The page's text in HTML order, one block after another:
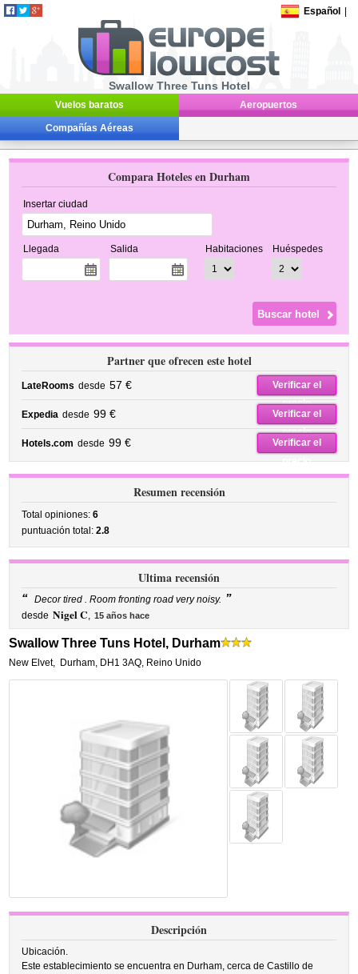
Español
Swallow Three Tuns Hotel
Vuelos baratos Aeropuertos
Compañías Aéreas
Compara Hoteles en Durham
Insertar ciudad
Llegada Salida Habitaciones Huéspedes
Partner que ofrecen este hotel
LateRooms desde 57 €
Verificar el
precio
Expedia desde 99 €
Verificar el
precio
Hotels.com desde 99 €
Verificar el
precio
Resumen recensión
Total opiniones:6
puntuación total:2.8
Ultima recensión
“ Decor tired . Room fronting road very noisy. ”
desde Nigel C, 15 años hace
Swallow Three Tuns Hotel, Durham
New Elvet, Durham, DH1 3AQ, Reino Unido
Descripción
Ubicación.
Este establecimiento se encuentra en Durham, cerca de Castillo de